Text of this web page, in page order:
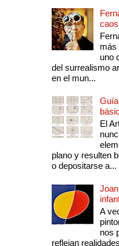
caos
más
uno
del surrealismo
en el mun...
El
plano y resulten
o depositarse a...
A
nos
reflejan